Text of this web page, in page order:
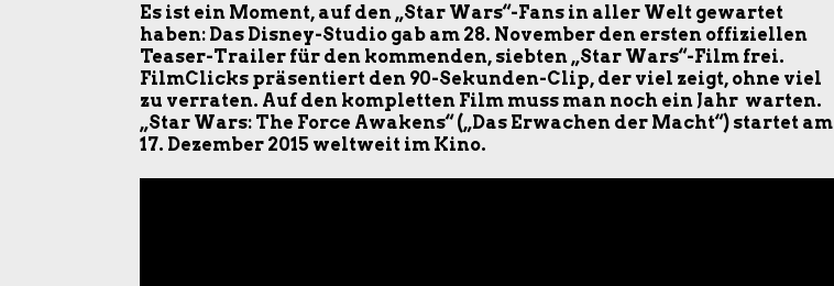
Es ist ein Moment, auf den „Star Wars“-Fans in aller Welt gewartet
haben: Das Disney-Studio gab am 28. November den ersten offiziellen
Teaser-Trailer für den kommenden, siebten „Star Wars“-Film frei.
FilmClicks präsentiert den 90-Sekunden-Clip, der viel zeigt, ohne viel
zu verraten. Auf den kompletten Film muss man noch ein Jahr warten.
„Star Wars: The Force Awakens“ („Das Erwachen der Macht“) startet am
17. Dezember 2015 weltweit im Kino.